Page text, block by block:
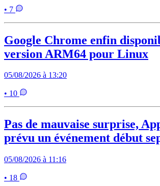
• 7
Google Chrome enfin
version ARM64 pour Linux
05/08/2026 à 13:20
• 10
Pas de mauvaise surprise,
prévu un événement début
05/08/2026 à 11:16
• 18